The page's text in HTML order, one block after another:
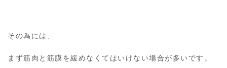
その為には、
まず筋肉と筋膜を緩めなくてはいけない場合が多いです。